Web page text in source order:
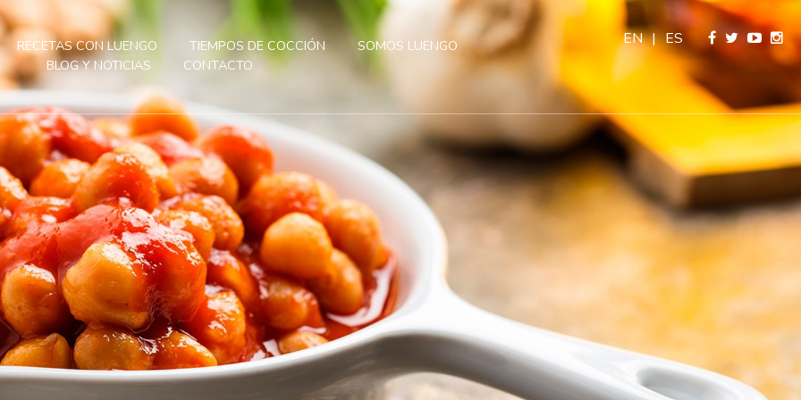
RECETAS CON LUENGO TIEMPOS DE COCCIÓN
SOMOS LUENGO
BLOG Y NOTICIAS
CONTACTO
EN | ES